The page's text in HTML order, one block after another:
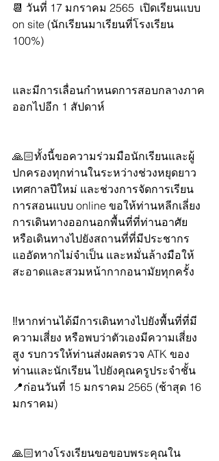
📆 วันที่ 17 มกราคม 2565  เปิดเรียนแบบ
on site (นักเรียนมาเรียนที่โรงเรียน
100%)
และมีการเลื่อนกำหนดการสอบกลางภาค
ออกไปอีก 1 สัปดาห์
🙏🏻ทั้งนี้ขอความร่วมมือนักเรียนและผู้
ปกครองทุกท่านในระหว่างช่วงหยุดยาว
เทศกาลปีใหม่ และช่วงการจัดการเรียน
การสอนแบบ online ขอให้ท่านหลีกเลี่ยง
การเดินทางออกนอกพื้นที่ที่ท่านอาศัย
หรือเดินทางไปยังสถานที่ที่มีประชากร
แออัดหากไม่จำเป็น และหมั่นล้างมือให้
สะอาดและสวมหน้ากากอนามัยทุกครั้ง
‼️หากท่านได้มีการเดินทางไปยังพื้นที่ที่มี
ความเสี่ยง หรือพบว่าตัวเองมีความเสี่ยง
สูง รบกวรให้ท่านส่งผลตรวจ ATK ของ
ท่านและนักเรียน ไปยังคุณครูประจำชั้น
📍ก่อนวันที่ 15 มกราคม 2565 (ช้าสุด 16
มกราคม)
🙏🏻ทางโรงเรียนขอขอบพระคุณใน